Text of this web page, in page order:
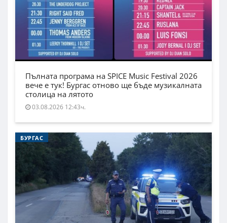
Пълната програма на SPICE Music Festival 2026
вече е тук! Бургас отново ще бъде музикалната
столица на лятото
03.08.2026 12:43ч.
БУРГАС